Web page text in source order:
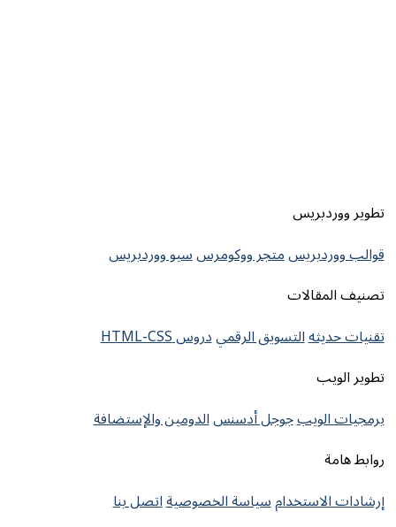
تطوير ووردبريس
قوالب ووردبريسمتجر ووكومرسسيو ووردبريس
تصنيف المقالات
تقنيات حديثهالتسويق الرقميدروس HTML-CSS
تطوير الويب
برمجيات الويبجوجل أدسنسالدومين والإستضافة
روابط هامة
إرشادات الاستخدامسياسة الخصوصيةاتصل بنا